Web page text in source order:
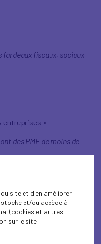
fardeaux fiscaux, sociaux
entreprises »
des PME de moins de
terrain »
une action de
site et d'en améliorer
stocke et/ou accède à
(cookies et autres
sur le site